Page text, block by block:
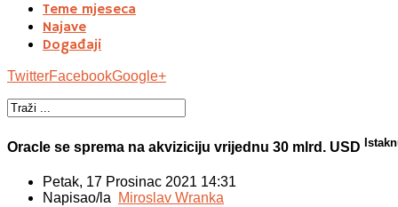
Teme mjeseca
Najave
Događaji
TwitterFacebookGoogle+
Oracle se sprema na akviziciju vrijednu 30 mlrd. USD
Petak, 17 Prosinac 2021 14:31
Napisao/la Miroslav Wranka